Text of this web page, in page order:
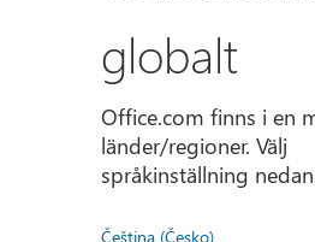
globalt
Office.com finns i en
länder/regioner. Välj
språkinställning
Čeština (Česko)